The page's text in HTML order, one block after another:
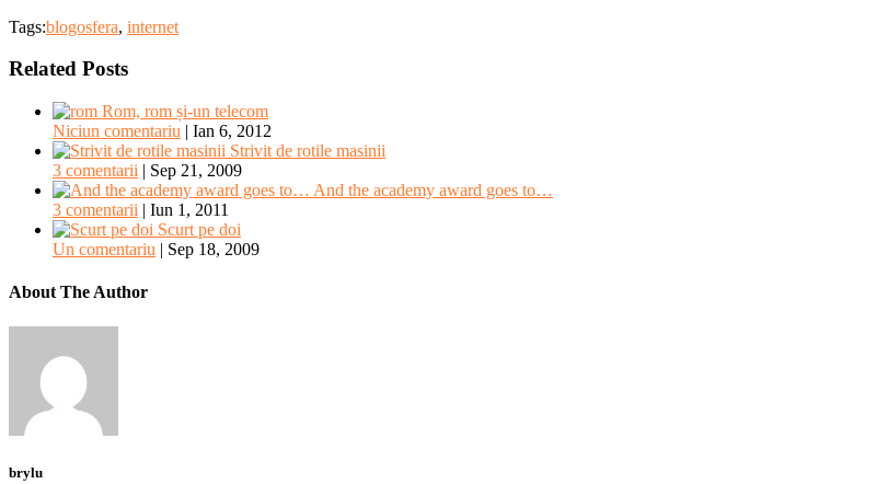
Tags:blogosfera, internet
Related Posts
Rom, rom și-un telecom
Niciun comentariu | Ian 6, 2012
Strivit de rotile masinii
3 comentarii | Sep 21, 2009
And the academy award goes to…
3 comentarii | Iun 1, 2011
Scurt pe doi
Un comentariu | Sep 18, 2009
About The Author
brylu